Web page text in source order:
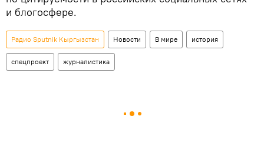
и блогосфере.
Радио Sputnik Кыргызстан Новости В мире история
спецпроект журналистика